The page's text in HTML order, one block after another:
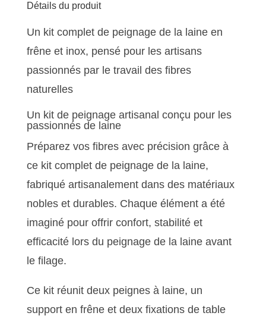
Détails du produit
Un kit complet de peignage de la laine en
frêne et inox, pensé pour les artisans
passionnés par le travail des fibres
naturelles
Un kit de peignage artisanal conçu pour les
passionnés de laine
Préparez vos fibres avec précision grâce à
ce kit complet de peignage de la laine,
fabriqué artisanalement dans des matériaux
nobles et durables. Chaque élément a été
imaginé pour offrir confort, stabilité et
efficacité lors du peignage de la laine avant
le filage.
Ce kit réunit deux peignes à laine, un
support en frêne et deux fixations de table